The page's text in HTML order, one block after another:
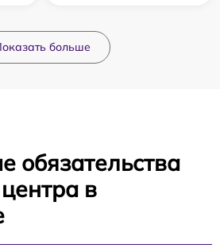
больше
обязательства
в